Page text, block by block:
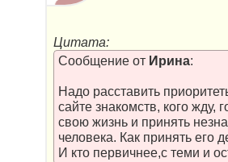
Цитата:
Сообщение от Ирина:
Надо расставить
сайте знакомств, кого жду,
свою жизнь и принять
человека. Как принять его
И кто первичнее,с теми и